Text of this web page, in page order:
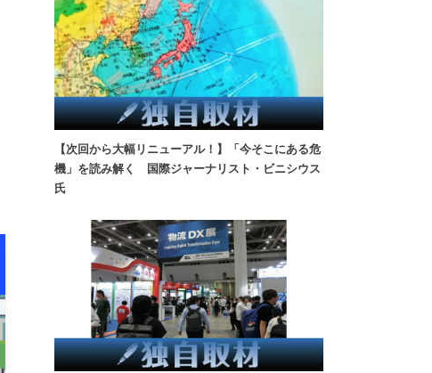
【次回から大幅リニューアル！】「今そこにある危
機」を読み解く 国際ジャーナリスト・ビニシウス
氏